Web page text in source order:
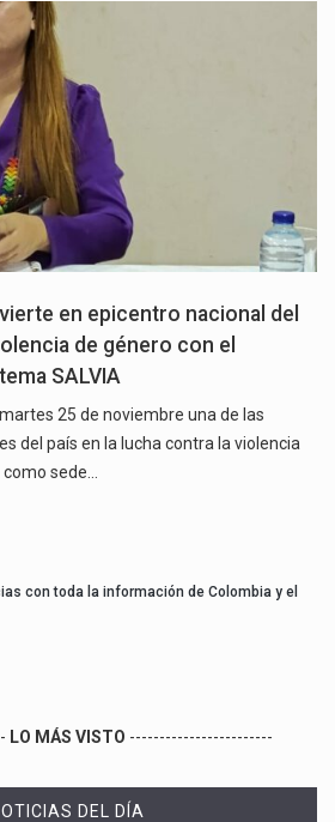
en epicentro nacional del
de género con el
SALVIA
25 de noviembre una de las
del país en la lucha contra la violencia
sede…
con toda la información de Colombia y el
LO MÁS VISTO ------------------------
DEL DÍA